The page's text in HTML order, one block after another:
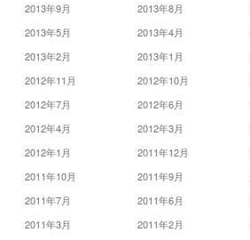
2013年9月
2013年8月
2013年5月
2013年4月
2013年2月
2013年1月
2012年11月
2012年10月
2012年7月
2012年6月
2012年4月
2012年3月
2012年1月
2011年12月
2011年10月
2011年9月
2011年7月
2011年6月
2011年3月
2011年2月